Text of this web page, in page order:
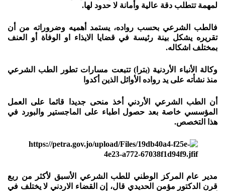
لمهمة تتطلب دقة عالية وأمانة لا حدود لها.
فالطب الشرعي بحسب رواده، يستمد أهميه وضروراته من أن
تقريره يشكل بينة رئيسة في قضايا الايذاء او الوفاة أو العنف
بمختلف اشكاله.
وكالة الأنباء الأردنية (بترا) تتبعت مسارات تطور الطب الشرعي
منذ نشأته على يد رواده الأوائل الذين أكدوا
أن الطب الشرعي الأردني أخذ منحى جديدا قائما على العمل
المؤسسي خاصة بعد حصول اطباء على الماجستير والبورد في
هذا التخصص.
مدير عام المركز الوطني للطب الشرعي الأسبق لأكثر من ربع
قرن الدكتور مؤمن الحديدي قال، إن القضاء الاردني لا يختلف في